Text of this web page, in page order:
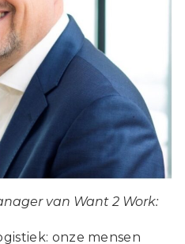
van Want 2 Work:
onze mensen